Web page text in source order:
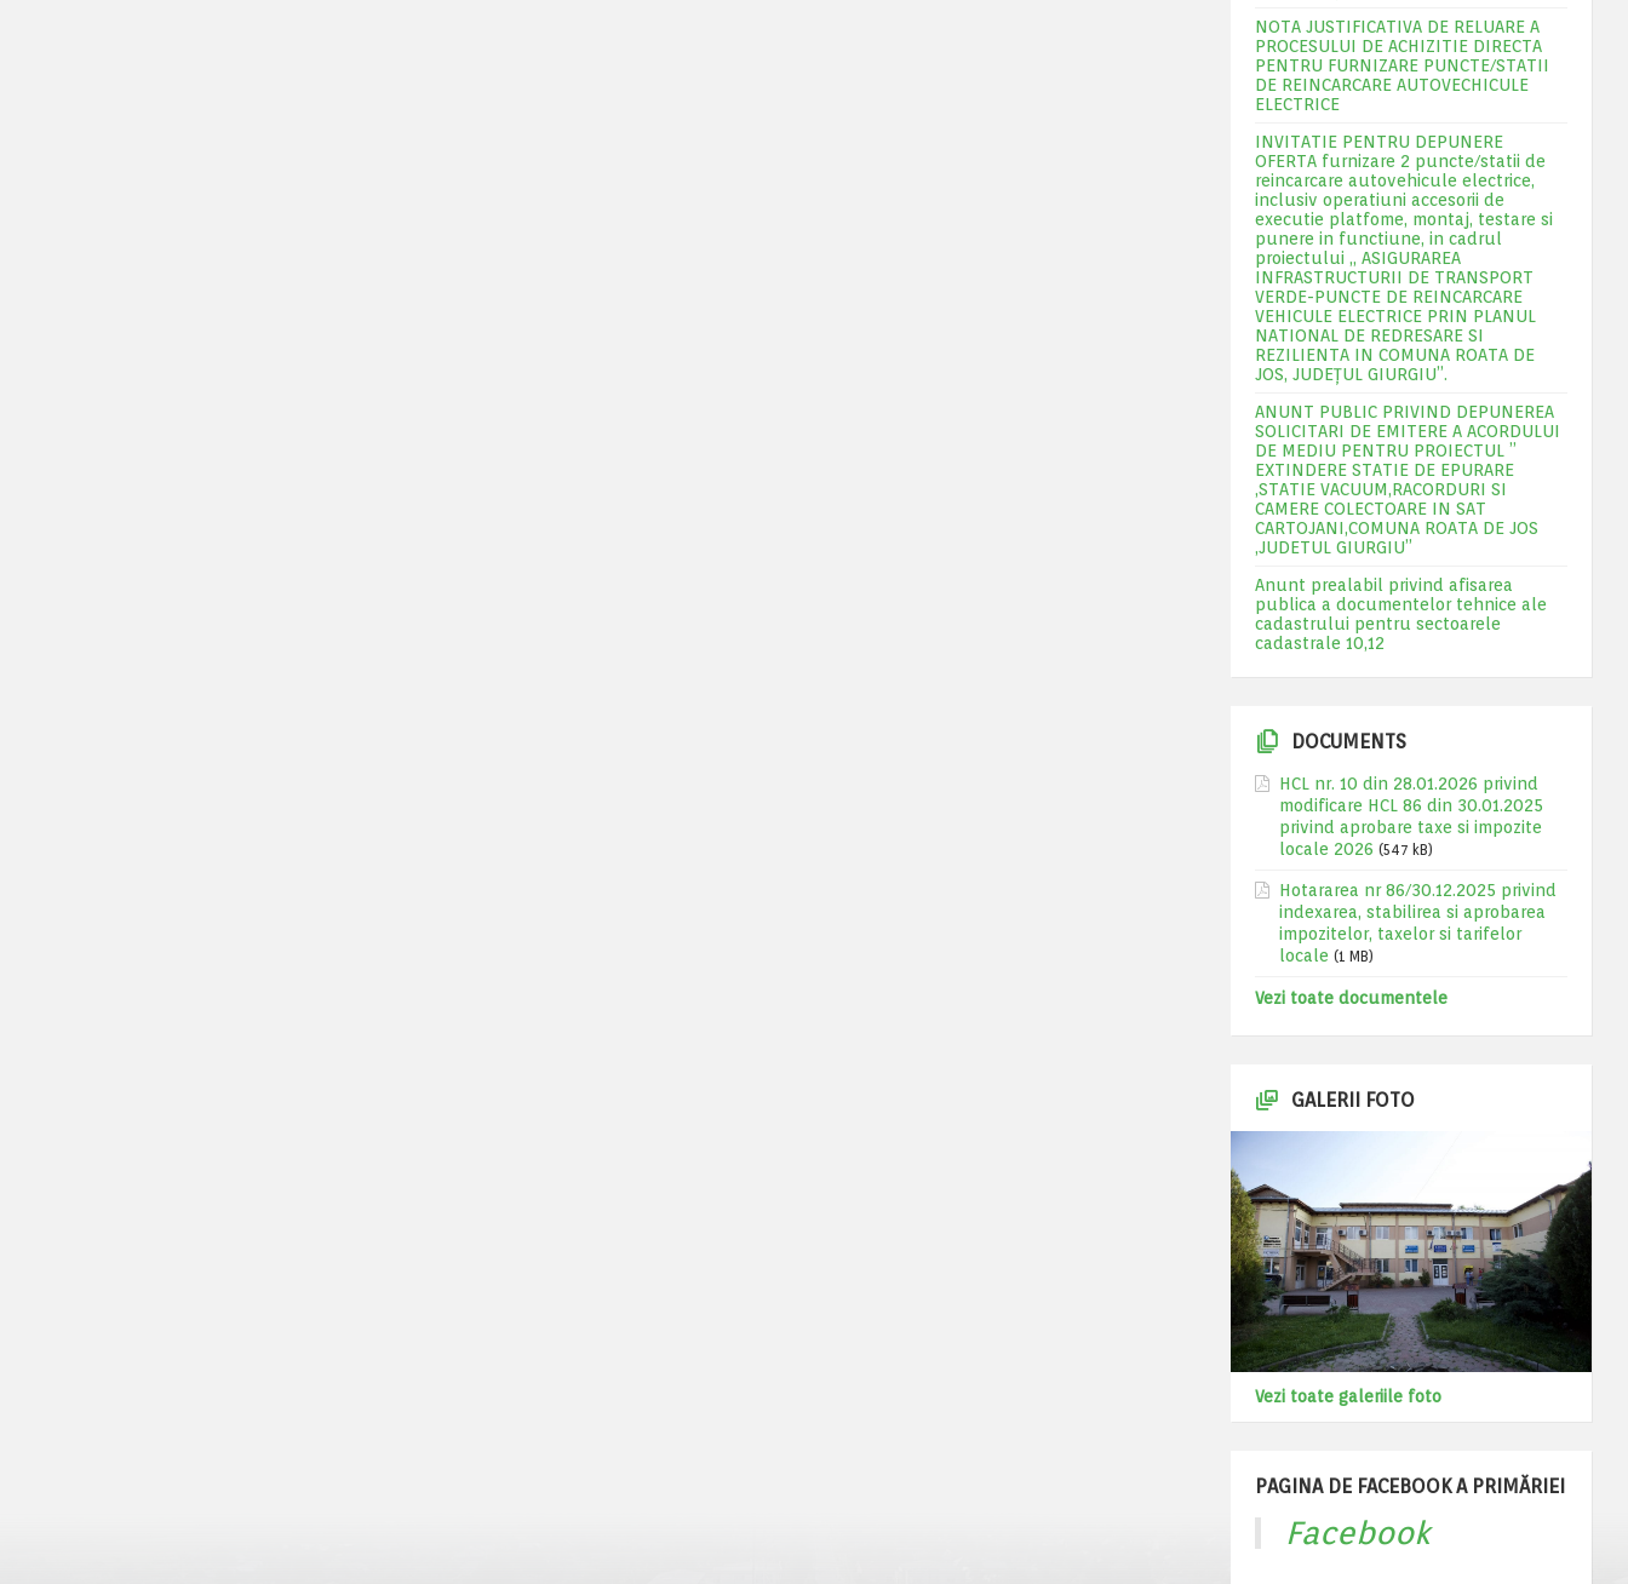
NOTA JUSTIFICATIVA DE RELUARE A
PROCESULUI DE ACHIZITIE DIRECTA
PENTRU FURNIZARE PUNCTE/STATII
DE REINCARCARE AUTOVECHICULE
ELECTRICE
INVITATIE PENTRU DEPUNERE
OFERTA furnizare 2 puncte/statii de
reincarcare autovehicule electrice,
inclusiv operatiuni accesorii de
executie platfome, montaj, testare si
punere in functiune, in cadrul
proiectului „ ASIGURAREA
INFRASTRUCTURII DE TRANSPORT
VERDE-PUNCTE DE REINCARCARE
VEHICULE ELECTRICE PRIN PLANUL
NATIONAL DE REDRESARE SI
REZILIENTA IN COMUNA ROATA DE
JOS, JUDEŢUL GIURGIU”.
ANUNT PUBLIC PRIVIND DEPUNEREA
SOLICITARI DE EMITERE A ACORDULUI
DE MEDIU PENTRU PROIECTUL ”
EXTINDERE STATIE DE EPURARE
,STATIE VACUUM,RACORDURI SI
CAMERE COLECTOARE IN SAT
CARTOJANI,COMUNA ROATA DE JOS
,JUDETUL GIURGIU”
Anunt prealabil privind afisarea
publica a documentelor tehnice ale
cadastrului pentru sectoarele
cadastrale 10,12
DOCUMENTS
HCL nr. 10 din 28.01.2026 privind
modificare HCL 86 din 30.01.2025
privind aprobare taxe si impozite
locale 2026 (547 kB)
Hotararea nr 86/30.12.2025 privind
indexarea, stabilirea si aprobarea
impozitelor, taxelor si tarifelor
locale (1 MB)
Vezi toate documentele
GALERII FOTO
Vezi toate galeriile foto
PAGINA DE FACEBOOK A PRIMĂRIEI
Facebook